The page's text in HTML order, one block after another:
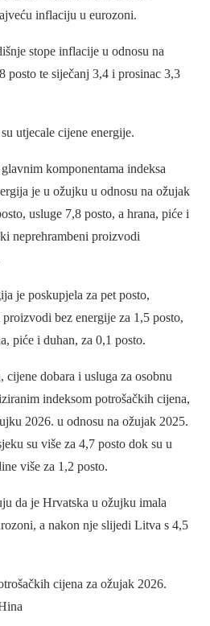
inflaciju u eurozoni.
stope inflacije u odnosu na
posto te siječanj 3,4 i prosinac 3,3
utjecale cijene energije.
komponentama indeksa
je u ožujku u odnosu na ožujak
usluge 7,8 posto, a hrana, piće i
neprehrambeni proizvodi
je poskupjela za pet posto,
bez energije za 1,5 posto,
piće i duhan, za 0,1 posto.
cijene dobara i usluga za osobnu
indeksom potrošačkih cijena,
2026. u odnosu na ožujak 2025.
su više za 4,7 posto dok su u
više za 1,2 posto.
da je Hrvatska u ožujku imala
a nakon nje slijedi Litva s 4,5
cijena za ožujak 2026.